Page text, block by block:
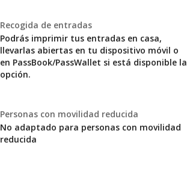
Recogida de entradas
Podrás imprimir tus entradas en casa,
llevarlas abiertas en tu dispositivo móvil o
en PassBook/PassWallet si está disponible la
opción.
Personas con movilidad reducida
No adaptado para personas con movilidad
reducida